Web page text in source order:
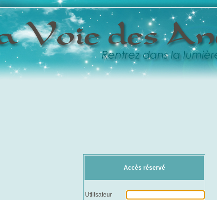
Accès réservé
Utilisateur